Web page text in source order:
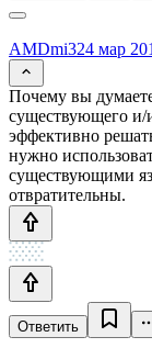
AMDmi324 мар
Почему вы
существующего и/
эффективно
нужно
существующими
отвратительны.
Ответить